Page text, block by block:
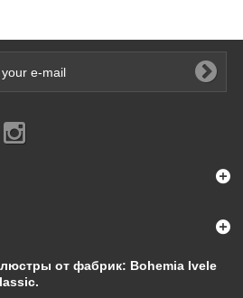
от фабрик: Bohemia Ivele